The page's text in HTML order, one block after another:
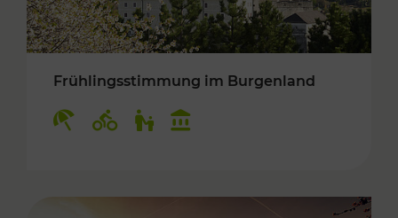
Frühlingsstimmung im Burgenland